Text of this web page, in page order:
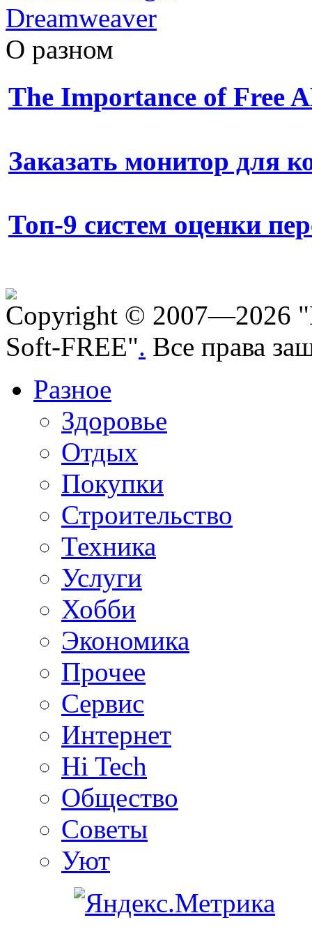
Dreamweaver
О разном
The Importance of Free
Заказать монитор для
Топ-9 систем оценки
Copyright © 2007—2026
Soft-FREE". Все права
Разное
Здоровье
Отдых
Покупки
Строительство
Техника
Услуги
Хобби
Экономика
Прочее
Сервис
Интернет
Hi Tech
Общество
Советы
Уют